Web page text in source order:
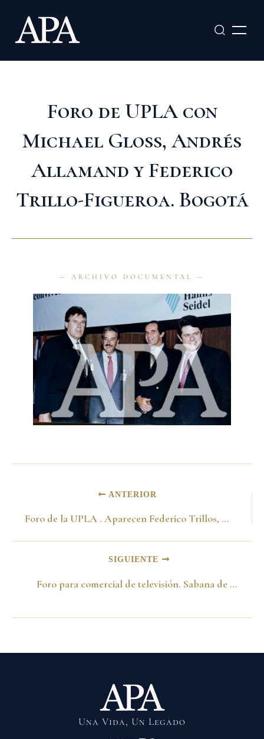
contenido
Foro de UPLA con
Michael Gloss, Andrés
Allamand y Federico
Trillo-Figueroa. Bogotá
ANTERIOR
Foro de la UPLA . Aparecen Federico Trillos, Jorge Quiroga, Michael Gloss. Bogotá
SIGUIENTE
Foro para comercial de televisión. Sabana de Bogotá
Una Vida, Un Legado